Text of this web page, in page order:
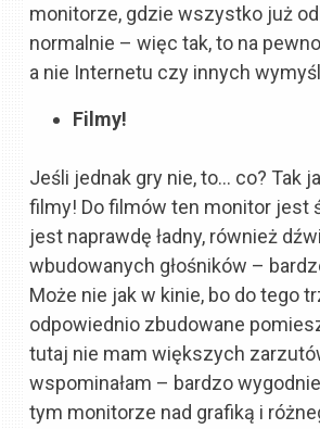
monitorze, gdzie wszystko już
normalnie – więc tak, to na
a nie Internetu czy innych
Filmy!
Jeśli jednak gry nie, to… co? Tak
filmy! Do filmów ten monitor jest
jest naprawdę ładny, również
wbudowanych głośników –
Może nie jak w kinie, bo do tego
odpowiednio zbudowane
tutaj nie mam większych
wspominałam – bardzo
tym monitorze nad grafiką i